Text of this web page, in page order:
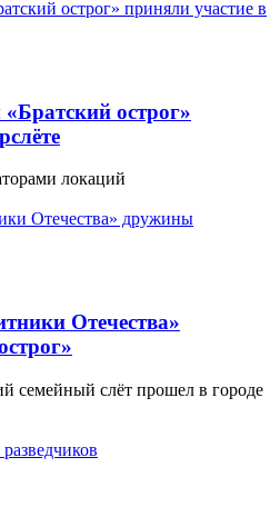
острог»
локаций
Отечества»
семейный слёт прошел в городе